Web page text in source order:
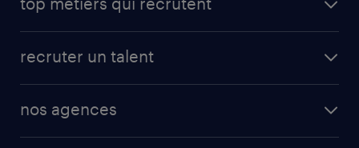
créer un compte candidat
app talent / portail web
recruter un talent
solutions opérationnelles
nos agences